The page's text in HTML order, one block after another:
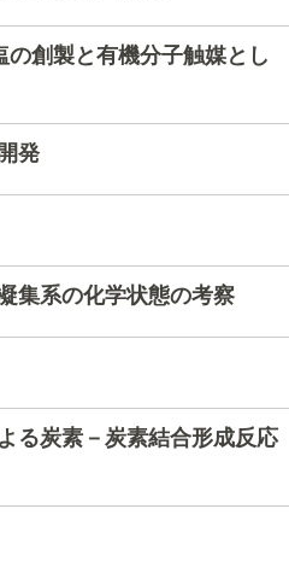
創製と有機分子触媒とし
発
集系の化学状態の考察
る炭素－炭素結合形成反応